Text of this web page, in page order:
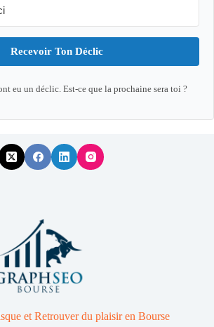
Recevoir Ton Déclic
eu un déclic. Est-ce que la prochaine sera toi ?
et Retrouver du plaisir en Bourse